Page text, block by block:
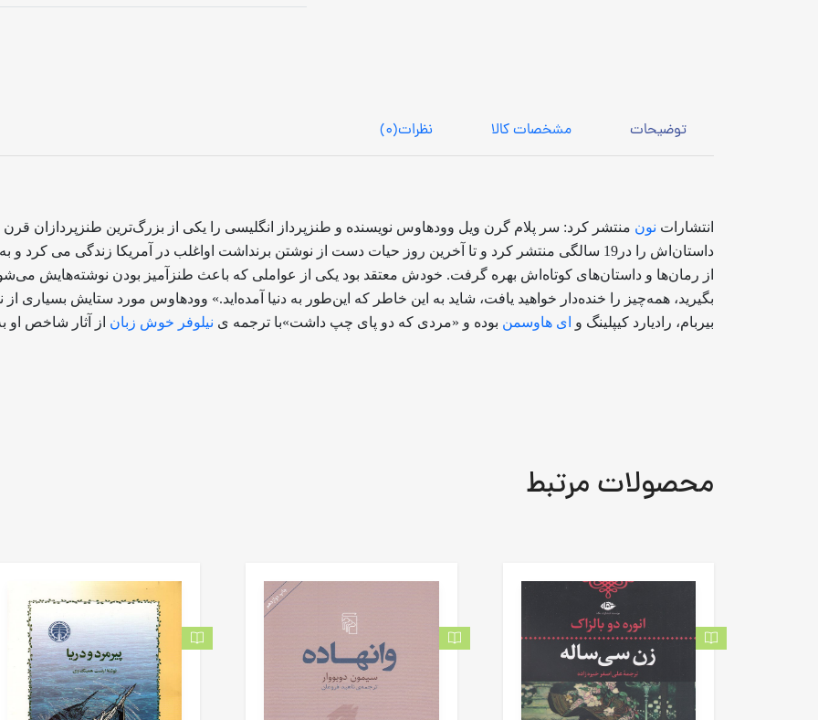
توضیحات مشخصات کالا نظرات(0)
انتشارات نون منتشر کرد: سر پلام گرن ویل وودهاوس نویسنده و طنزپرداز انگلیسی را یکی از بزرگ‌ترین طنزپردازان
داستان‌اش را در19 سالگی منتشر کرد و تا آخرین روز حیات دست از نوشتن برنداشت اواغلب در آمریکا زندگی می
از رمان‌ها و داستان‌های کوتاه‌اش بهره گرفت. خودش معتقد بود یکی از عواملی که باعث طنزآمیز بودن نوشته‌هایش
بگیرید، همه‌چیز را خنده‌دار خواهید یافت، شاید به این خاطر که این‌طور به دنیا آمده‌اید.» وودهاوس مورد ستایش بسیاری
بیربام، رادیارد کیپلینگ و ای هاوسمن بوده و «مردی که دو پای چپ داشت»با ترجمه ی نیلوفر خوش زبان از آثار شاخص او
محصولات مرتبط